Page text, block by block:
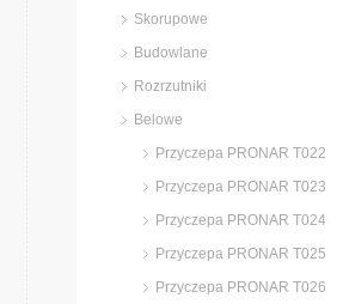
Skorupowe
Budowlane
Rozrzutniki
Belowe
Przyczepa PRONAR T022
Przyczepa PRONAR T023
Przyczepa PRONAR T024
Przyczepa PRONAR T025
Przyczepa PRONAR T026